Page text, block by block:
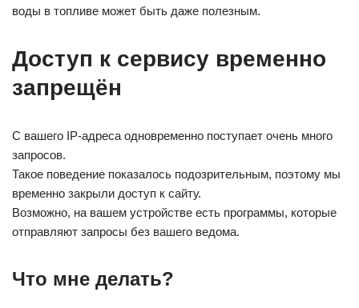
воды в топливе может быть даже полезным.
Доступ к сервису временно
запрещён
С вашего IP-адреса одновременно поступает очень много
запросов.
Такое поведение показалось подозрительным, поэтому мы
временно закрыли доступ к сайту.
Возможно, на вашем устройстве есть программы, которые
отправляют запросы без вашего ведома.
Что мне делать?